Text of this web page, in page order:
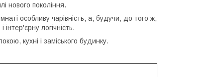
нового покоління.
особливу чарівність, а, будучи, до того ж,
логічність.
кухні і заміського будинку.